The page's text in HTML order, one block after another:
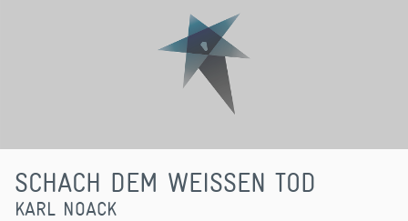
SCHACH DEM WEISSEN TOD
KARL NOACK